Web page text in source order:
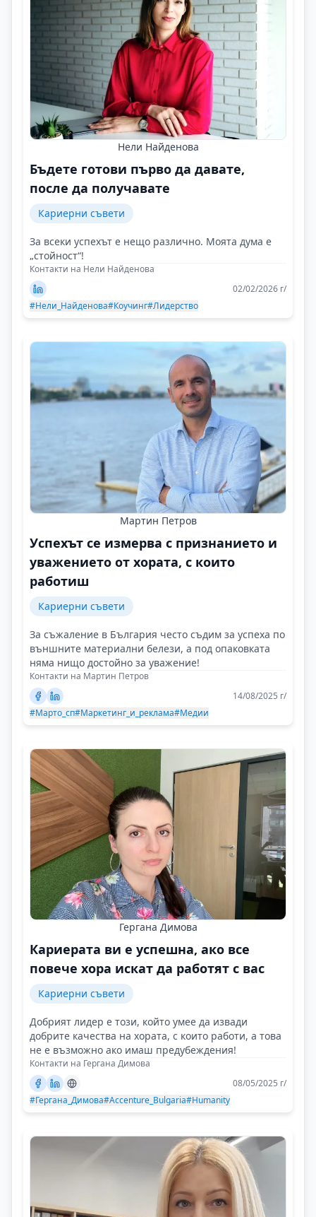
Нели Найденова
Бъдете готови първо да давате,
после да получавате
Кариерни съвети
За всеки успехът е нещо различно. Моята дума е
„стойност“!
Контакти на Нели Найденова
02/02/2026 г/
#Нели_Найденова#Коучинг#Лидерство
Мартин Петров
Успехът се измерва с признанието и
уважението от хората, с които
работиш
Кариерни съвети
За съжаление в България често съдим за успеха по
външните материални белези, а под опаковката
няма нищо достойно за уважение!
Контакти на Мартин Петров
14/08/2025 г/
#Марто_сп#Маркетинг_и_реклама#Медии
Гергана Димова
Кариерата ви е успешна, ако все
повече хора искат да работят с вас
Кариерни съвети
Добрият лидер е този, който умее да извади
добрите качества на хората, с които работи, а това
не е възможно ако имаш предубеждения!
Контакти на Гергана Димова
08/05/2025 г/
#Гергана_Димова#Accenture_Bulgaria#Humanity